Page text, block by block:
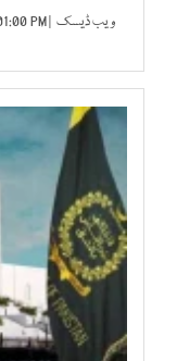
ویب ڈیسک | MAR 02, 2026 01:00 PM |